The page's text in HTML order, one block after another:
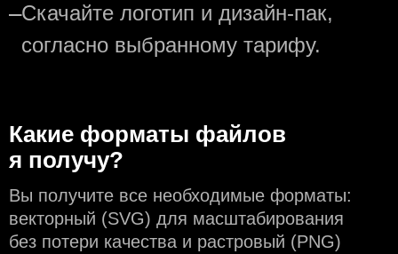
—Скачайте логотип и дизайн-пак,
согласно выбранному тарифу.
Какие форматы файлов
я получу?
Вы получите все необходимые форматы:
векторный (SVG) для масштабирования
без потери качества и растровый (PNG)